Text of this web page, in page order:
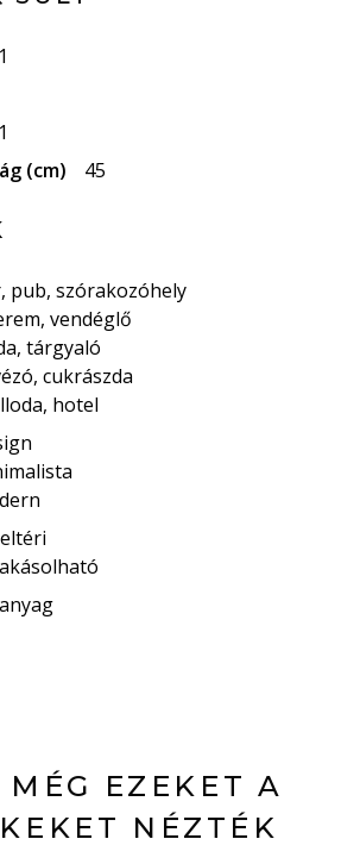
(cm)
45
pub, szórakozóhely
vendéglő
tárgyaló
cukrászda
hotel
MÉG EZEKET A
NÉZTÉK